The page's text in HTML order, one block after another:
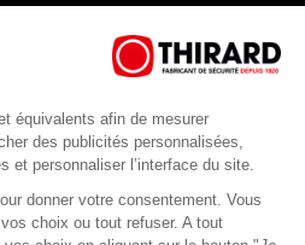
équivalents afin de mesurer
des publicités personnalisées,
et personnaliser l’interface du site.
donner votre consentement. Vous
choix ou tout refuser. A tout